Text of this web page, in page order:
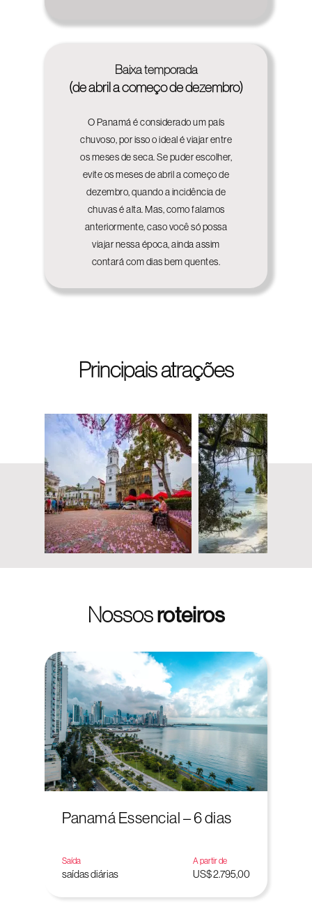
Baixa temporada
(de abril a começo de dezembro)
O Panamá é considerado um país
chuvoso, por isso o ideal é viajar entre
os meses de seca. Se puder escolher,
evite os meses de abril a começo de
dezembro, quando a incidência de
chuvas é alta. Mas, como falamos
anteriormente, caso você só possa
viajar nessa época, ainda assim
contará com dias bem quentes.
Principais atrações
Nossosroteiros
Panamá Essencial – 6 dias
Saída
saídas diárias
A partir de
US$ 2.795,00